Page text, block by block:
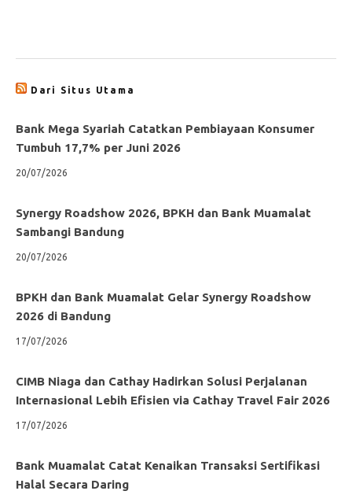
Dari Situs Utama
Bank Mega Syariah Catatkan Pembiayaan Konsumer
Tumbuh 17,7% per Juni 2026
20/07/2026
Synergy Roadshow 2026, BPKH dan Bank Muamalat
Sambangi Bandung
20/07/2026
BPKH dan Bank Muamalat Gelar Synergy Roadshow
2026 di Bandung
17/07/2026
CIMB Niaga dan Cathay Hadirkan Solusi Perjalanan
Internasional Lebih Efisien via Cathay Travel Fair 2026
17/07/2026
Bank Muamalat Catat Kenaikan Transaksi Sertifikasi
Halal Secara Daring